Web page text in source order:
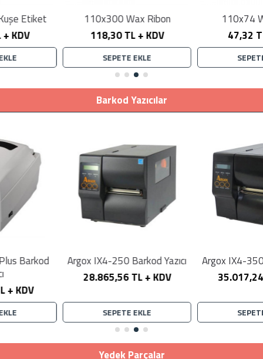
110x300 Wax Ribon
118,30 TL + KDV
110x74 Wax Ribon
47,32 TL + KDV
Barkod Yazıcılar
Argox IX4-250 Barkod Yazıcı
28.865,56 TL + KDV
Argox IX4-350 Barkod Yazıcı
35.017,24 TL + KDV
Yedek Parçalar